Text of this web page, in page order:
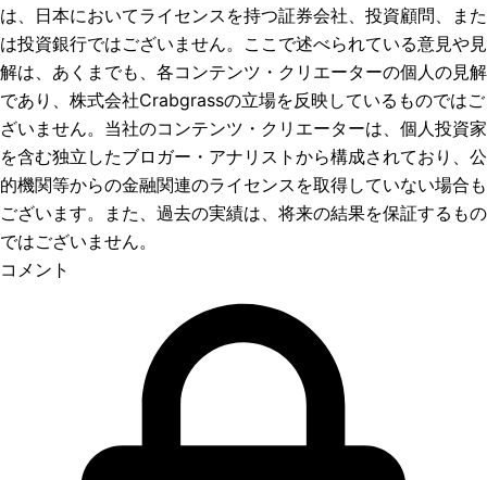
は、日本においてライセンスを持つ証券会社、投資顧問、また
は投資銀行ではございません。ここで述べられている意見や見
解は、あくまでも、各コンテンツ・クリエーターの個人の見解
であり、株式会社Crabgrassの立場を反映しているものではご
ざいません。当社のコンテンツ・クリエーターは、個人投資家
を含む独立したブロガー・アナリストから構成されており、公
的機関等からの金融関連のライセンスを取得していない場合も
ございます。また、過去の実績は、将来の結果を保証するもの
ではございません。
コメント